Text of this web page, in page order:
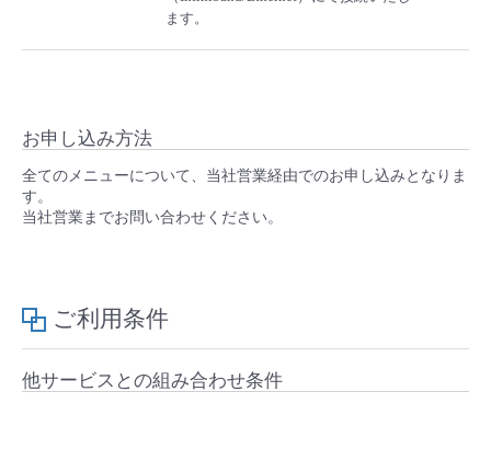
ます。
お申し込み方法
全てのメニューについて、当社営業経由でのお申し込みとなりま
す。
当社営業までお問い合わせください。
ご利用条件
他サービスとの組み合わせ条件